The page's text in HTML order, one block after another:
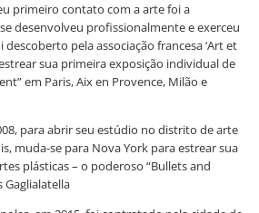
primeiro contato com a arte foi a
desenvolveu profissionalmente e exerceu
pela associação francesa ‘Art et
sua primeira exposição individual de
em Paris, Aix en Provence, Milão e
para abrir seu estúdio no distrito de arte
muda-se para Nova York para estrear sua
plásticas – o poderoso “Bullets and
Gaglialatella